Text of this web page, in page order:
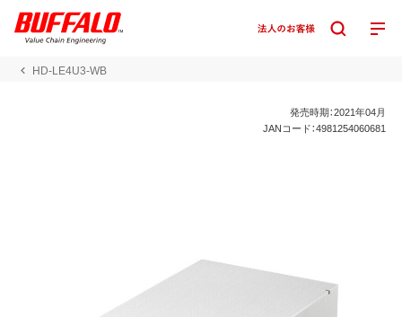
HD-LE4U3-WB
発売時期：2021年04月
JANコード：4981254060681